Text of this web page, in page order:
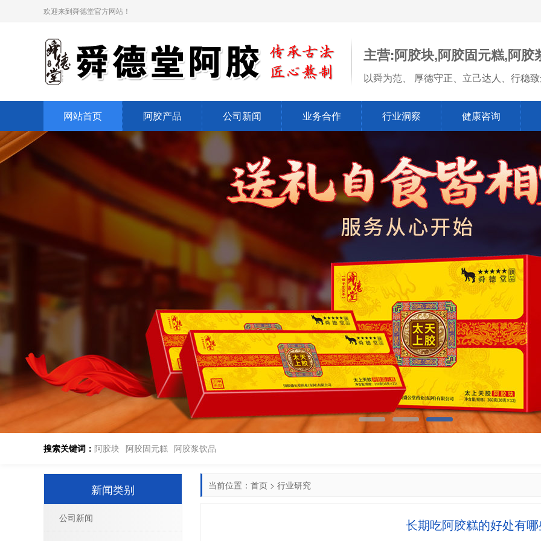
欢迎来到舜德堂官方网站！
主营:阿胶块,阿胶固元糕,阿胶
以舜为范、 厚德守正、立己达人、行稳
网站首页 阿胶产品 公司新闻 业务合作 行业洞察 健康咨询
搜索关键词： 阿胶块 阿胶固元糕 阿胶浆饮品
当前位置： 首页 > 行业研究
长期吃阿胶糕的好处有
新闻类别
公司新闻